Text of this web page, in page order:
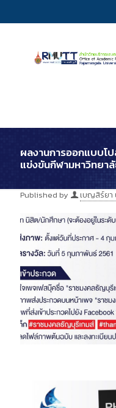
ผลงานการออกแบบโ
แข่งขันกีฬามหาวิทยา
Published by เบญสิร์ย